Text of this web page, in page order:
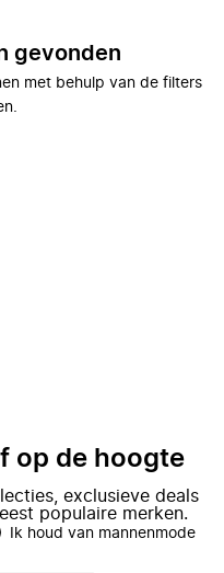
gevonden
met behulp van de filters
op de hoogte
exclusieve deals
populaire merken.
Ik houd van mannenmode